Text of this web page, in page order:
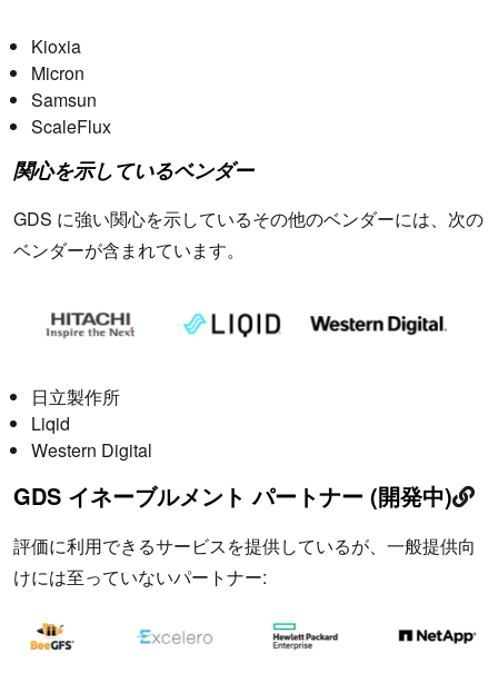
Kioxia
Micron
Samsun
ScaleFlux
関心を示しているベンダー
GDS に強い関心を示しているその他のベンダーには、次の
ベンダーが含まれています。
日立製作所
Liqid
Western Digital
GDS イネーブルメント パートナー (開発中)
評価に利用できるサービスを提供しているが、一般提供向
けには至っていないパートナー: